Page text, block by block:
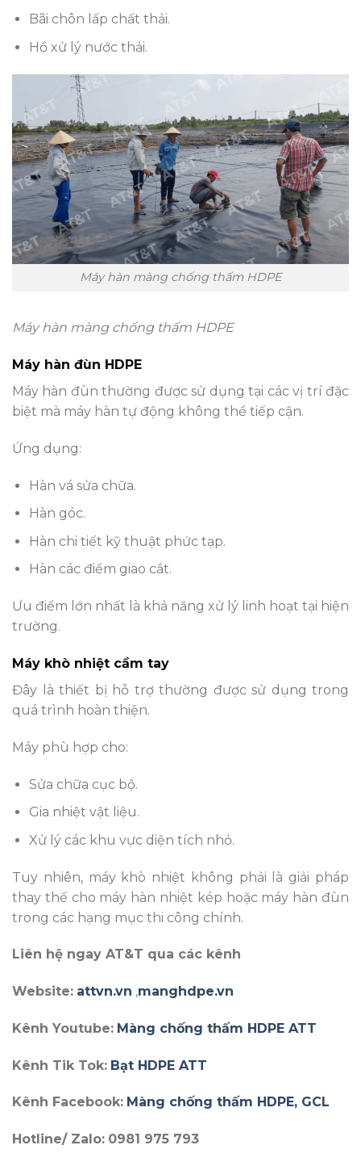
Bãi chôn lấp chất thải.
Hồ xử lý nước thải.
Máy hàn màng chống thấm HDPE
Máy hàn màng chống thấm HDPE
Máy hàn đùn HDPE
Máy hàn đùn thường được sử dụng tại các vị trí đặc
biệt mà máy hàn tự động không thể tiếp cận.
Ứng dụng:
Hàn vá sửa chữa.
Hàn góc.
Hàn chi tiết kỹ thuật phức tạp.
Hàn các điểm giao cắt.
Ưu điểm lớn nhất là khả năng xử lý linh hoạt tại hiện
trường.
Máy khò nhiệt cầm tay
Đây là thiết bị hỗ trợ thường được sử dụng trong
quá trình hoàn thiện.
Máy phù hợp cho:
Sửa chữa cục bộ.
Gia nhiệt vật liệu.
Xử lý các khu vực diện tích nhỏ.
Tuy nhiên, máy khò nhiệt không phải là giải pháp
thay thế cho máy hàn nhiệt kép hoặc máy hàn đùn
trong các hạng mục thi công chính.
Liên hệ ngay AT&T qua các kênh
Website: attvn.vn ,manghdpe.vn
Kênh Youtube: Màng chống thấm HDPE ATT
Kênh Tik Tok: Bạt HDPE ATT
Kênh Facebook: Màng chống thấm HDPE, GCL
Hotline/ Zalo: 0981 975 793